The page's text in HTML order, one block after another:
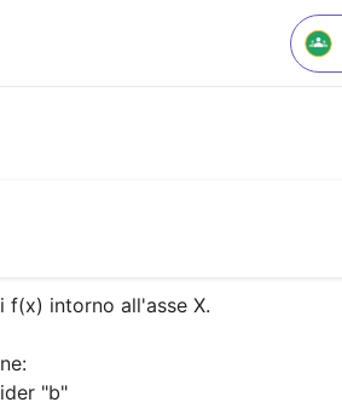
intorno all'asse X.